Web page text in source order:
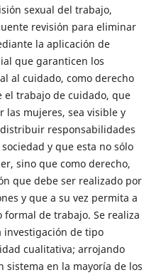
sexual del trabajo,
revisión para eliminar
la aplicación de
que garanticen los
al cuidado, como derecho
el trabajo de cuidado, que
las mujeres, sea visible y
responsabilidades
y que esta no sólo
sino que como derecho,
que debe ser realizado por
y que a su vez permita a
formal de trabajo. Se realiza
investigación de tipo
cualitativa; arrojando
sistema en la mayoría de los